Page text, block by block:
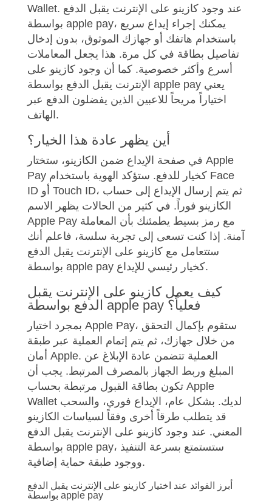
Wallet. عند وجود كازينو على الإنترنت يقبل الدفع
بواسطة apple pay، يمكنك إجراء إيداع سريع
باستخدام هاتفك أو جهازك الموثوق، بدون إدخال
تفاصيل بطاقة في كل مرة. هذا يجعل المعاملات
أسرع وأكثر خصوصية. كما أن وجود كازينو على
الإنترنت يقبل الدفع بواسطة apple pay يعني
اختياراً مريحاً للاعبين الذين يفضلون الدفع عبر
الهاتف.
أين يظهر عادة هذا الخيار؟
في صفحة الإيداع ضمن الكازينو، ستختار Apple
Pay كخيار للدفع. ستؤكد الهوية باستخدام Face
ID أو Touch ID، ثم يتم إرسال الإيداع إلى حساب
الكازينو فوراً. في كثير من الحالات يظهر الاسم
Apple Pay مع رمز بسيط يطمئنك بأن المعاملة
آمنة. إذا كنت تسعى إلى تجربة سلسة، فاعلم أنك
ستتعامل مع كازينو على الإنترنت يقبل الدفع
بواسطة apple pay كخيار رئيسي للإيداع.
كيف يعمل كازينو على الإنترنت يقبل
الدفع بواسطة apple pay فعلياً؟
بمجرد اختيار Apple Pay، ستقوم بإكمال التحقق
من خلال جهازك، ثم يتم إتمام العملية عبر طبقة
أمان Apple. العملية تتضمن عادة الإبلاغ عن
المبلغ وربط الجهاز بالمصرف المرتبط. يجب أن
تكون بطاقة القبول مرتبطة بحساب Apple
Wallet لديك. بشكل عام، الإيداع فوري، والسحب
قد يتطلب طرقاً أخرى وفقاً لسياسات الكازينو
المعني. عند وجود كازينو على الإنترنت يقبل الدفع
بواسطة apple pay، ستستمتع بسرعة التنفيذ
ووجود طبقة حماية إضافية.
أبرز الفوائد عند اختيار كازينو على الإنترنت يقبل الدفع
بواسطة apple pay